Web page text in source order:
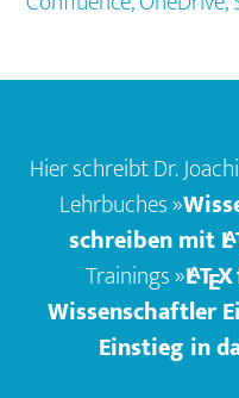
Footer
Hier schreibt Dr.
Lehrbuches »
schreiben mitL
A
Trainings »L
ATEX
Wissenschaftler
Einstieg in